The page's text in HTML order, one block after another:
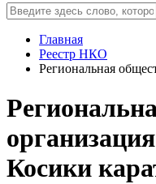
Главная
Реестр НКО
Региональная
Косики